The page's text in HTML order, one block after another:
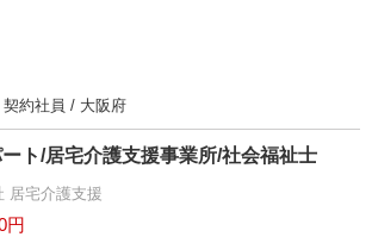
約社員 / 大阪府
ート/居宅介護支援事業所/社会福祉士
居宅介護支援
円